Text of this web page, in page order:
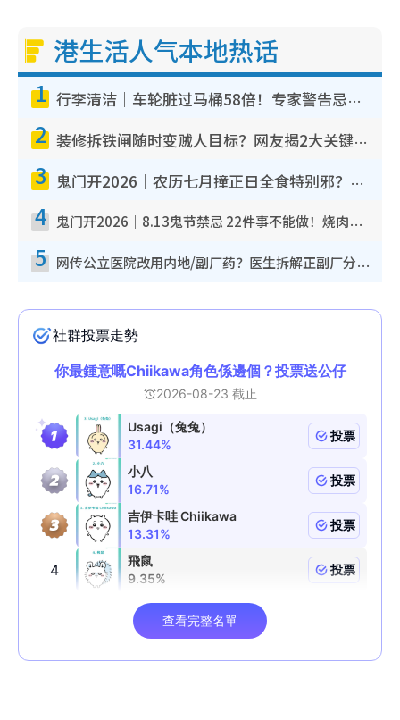
港生活人气本地热话
1 行李清洁｜车轮脏过马桶58倍！专家警告忌用酒精擦 教1招免脏手除菌
2 装修拆铁闸随时变贼人目标？网友揭2大关键用途：装新款等于白装？附新旧铁闸分别
3 鬼门开2026｜农历七月撞正日全食特别邪？专家警告切忌做一事！揭4大禁忌+2招保平安
4 鬼门开2026｜8.13鬼节禁忌 22件事不能做！烧肉、刺身要少食？半夜勿吹口哨/打给个电话
5 网传公立医院改用内地/副厂药？医生拆解正副厂分别，揭4类人换药随时出事